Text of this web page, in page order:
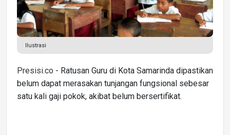
Ilustrasi
Presisi.co - Ratusan Guru di Kota Samarinda dipastikan
belum dapat merasakan tunjangan fungsional sebesar
satu kali gaji pokok, akibat belum bersertifikat.